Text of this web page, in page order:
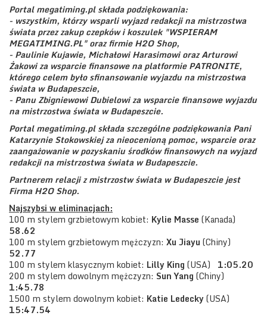
Portal megatiming.pl składa podziękowania:
- wszystkim, którzy wsparli wyjazd redakcji na mistrzostwa
świata przez zakup czepków i koszulek "WSPIERAM
MEGATIMING.PL" oraz firmie H2O Shop,
- Paulinie Kujawie, Michałowi Harasimowi oraz Arturowi
Żakowi za wsparcie finansowe na platformie PATRONITE,
którego celem było sfinansowanie wyjazdu na mistrzostwa
świata w Budapeszcie,
- Panu Zbigniewowi Dubielowi za wsparcie finansowe wyjazdu
na mistrzostwa świata w Budapeszcie.
Portal megatiming.pl składa szczególne podziękowania Pani
Katarzynie Stokowskiej za nieocenioną pomoc, wsparcie oraz
zaangażowanie w pozyskaniu środków finansowych na wyjazd
redakcji na mistrzostwa świata w Budapeszcie.
Partnerem relacji z mistrzostw świata w Budapeszcie jest
Firma H2O Shop.
Najszybsi w eliminacjach:
100 m stylem grzbietowym kobiet: Kylie Masse (Kanada)
58.62
100 m stylem grzbietowym mężczyzn: Xu Jiayu (Chiny)
52.77
100 m stylem klasycznym kobiet: Lilly King (USA) 1:05.20
200 m stylem dowolnym mężczyzn: Sun Yang (Chiny)
1:45.78
1500 m stylem dowolnym kobiet: Katie Ledecky(USA)
15:47.54